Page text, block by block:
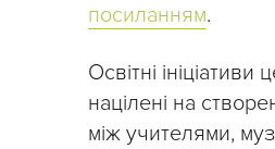
посиланням.
Освітні ініціативи
націлені на
між учителями,